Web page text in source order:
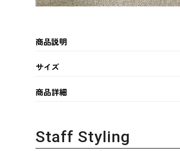
商品説明
サイズ
商品詳細
Staff Styling